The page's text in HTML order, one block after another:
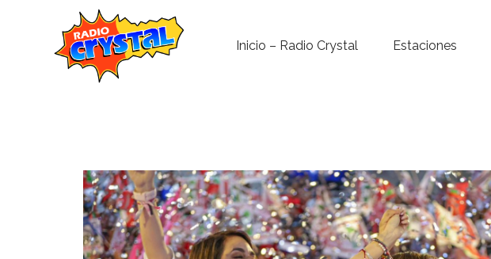
Inicio – Radio Crystal Estaciones
Noticias
Para ti